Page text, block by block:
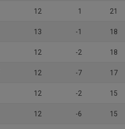
12 1 21
13 -1 18
12 -2 18
12 -7 17
12 -2 15
12 -6 15